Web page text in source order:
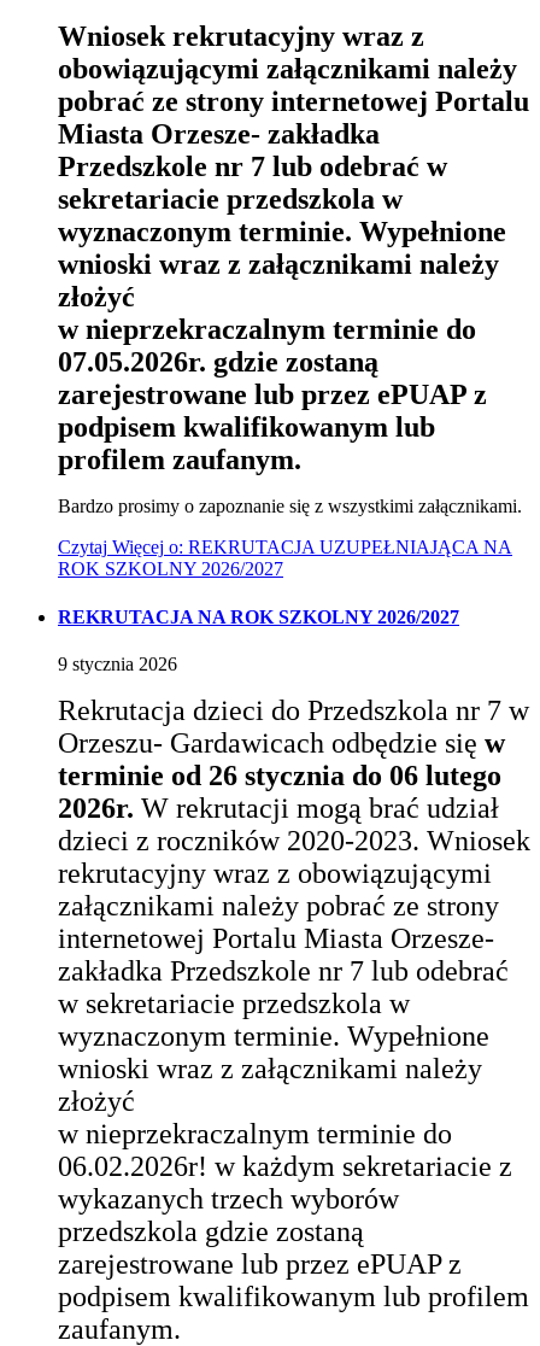
Wniosek rekrutacyjny wraz z
obowiązującymi załącznikami należy
pobrać ze strony internetowej Portalu
Miasta Orzesze- zakładka
Przedszkole nr 7 lub odebrać w
sekretariacie przedszkola w
wyznaczonym terminie. Wypełnione
wnioski wraz z załącznikami należy
złożyć
w nieprzekraczalnym terminie do
07.05.2026r. gdzie zostaną
zarejestrowane lub przez ePUAP z
podpisem kwalifikowanym lub
profilem zaufanym.
Bardzo prosimy o zapoznanie się z wszystkimi załącznikami.
Czytaj Więcej o: REKRUTACJA UZUPEŁNIAJĄCA NA
ROK SZKOLNY 2026/2027
REKRUTACJA NA ROK SZKOLNY 2026/2027
9 stycznia 2026
Rekrutacja dzieci do Przedszkola nr 7 w
Orzeszu- Gardawicach odbędzie się w
terminie od 26 stycznia do 06 lutego
2026r. W rekrutacji mogą brać udział
dzieci z roczników 2020-2023. Wniosek
rekrutacyjny wraz z obowiązującymi
załącznikami należy pobrać ze strony
internetowej Portalu Miasta Orzesze-
zakładka Przedszkole nr 7 lub odebrać
w sekretariacie przedszkola w
wyznaczonym terminie. Wypełnione
wnioski wraz z załącznikami należy
złożyć
w nieprzekraczalnym terminie do
06.02.2026r! w każdym sekretariacie z
wykazanych trzech wyborów
przedszkola gdzie zostaną
zarejestrowane lub przez ePUAP z
podpisem kwalifikowanym lub profilem
zaufanym.